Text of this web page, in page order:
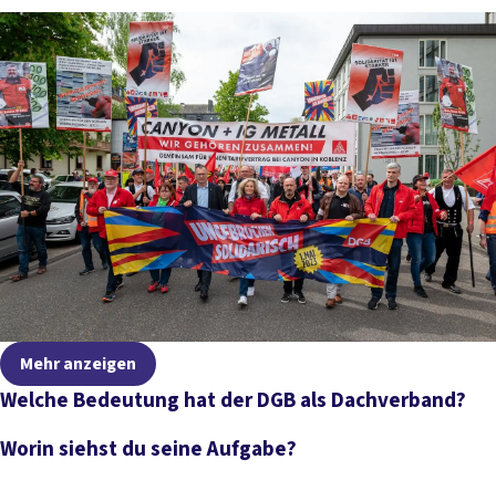
Mehr anzeigen
Welche Bedeutung hat der DGB als Dachverband?
Worin siehst du seine Aufgabe?